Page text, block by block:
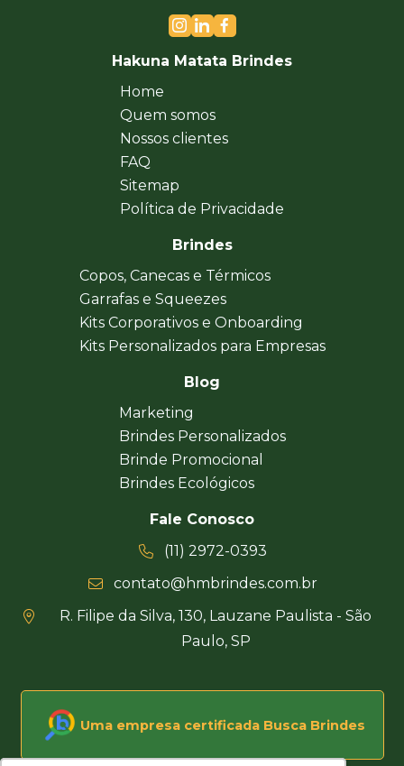
Hakuna Matata Brindes
Home
Quem somos
Nossos clientes
FAQ
Sitemap
Política de Privacidade
Brindes
Copos, Canecas e Térmicos
Garrafas e Squeezes
Kits Corporativos e Onboarding
Kits Personalizados para Empresas
Blog
Marketing
Brindes Personalizados
Brinde Promocional
Brindes Ecológicos
Fale Conosco
(11) 2972-0393
contato@hmbrindes.com.br
R. Filipe da Silva, 130, Lauzane Paulista - São
Paulo, SP
Uma empresa certificada Busca Brindes